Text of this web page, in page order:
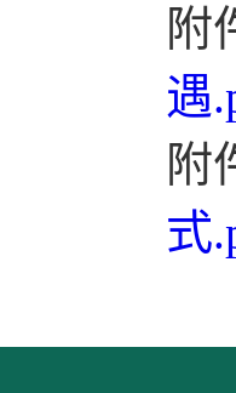
附
遇
附
式